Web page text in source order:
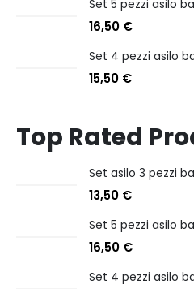
16,50 €
15,50 €
Top Rated
13,50 €
16,50 €